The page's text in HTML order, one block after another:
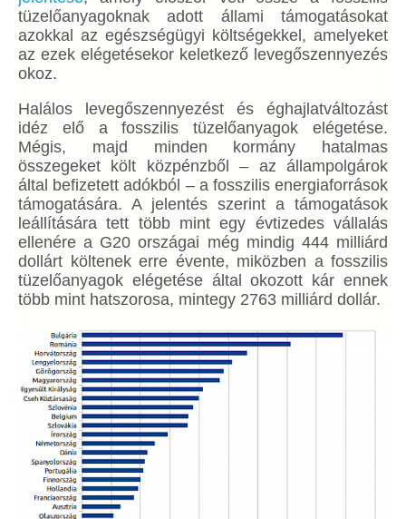
tüzelőanyagoknak adott állami támogatásokat
azokkal az egészségügyi költségekkel, amelyeket
az ezek elégetésekor keletkező levegőszennyezés
okoz.
Halálos levegőszennyezést és éghajlatváltozást
idéz elő a fosszilis tüzelőanyagok elégetése.
Mégis, majd minden kormány hatalmas
összegeket költ közpénzből – az állampolgárok
által befizetett adókból – a fosszilis energiaforrások
támogatására. A jelentés szerint a támogatások
leállítására tett több mint egy évtizedes vállalás
ellenére a G20 országai még mindig 444 milliárd
dollárt költenek erre évente, miközben a fosszilis
tüzelőanyagok elégetése által okozott kár ennek
több mint hatszorosa, mintegy 2763 milliárd dollár.